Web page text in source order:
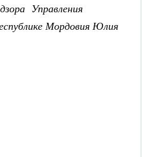
Управления
Мордовия Юлия